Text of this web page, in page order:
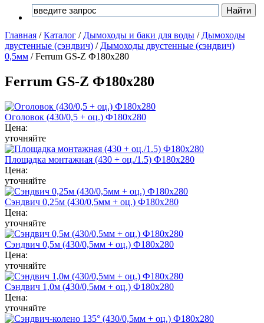
Главная / Каталог / Дымоходы и баки для воды / Дымоходы
двустенные (сэндвич) / Дымоходы двустенные (сэндвич)
0,5мм /Ferrum GS-Z Ф180х280
Ferrum GS-Z Ф180х280
Оголовок (430/0,5 + оц.) Ф180х280
Цена:
уточняйте
Площадка монтажная (430 + оц./1.5) Ф180х280
Цена:
уточняйте
Сэндвич 0,25м (430/0,5мм + оц.) Ф180х280
Цена:
уточняйте
Сэндвич 0,5м (430/0,5мм + оц.) Ф180х280
Цена:
уточняйте
Сэндвич 1,0м (430/0,5мм + оц.) Ф180х280
Цена:
уточняйте